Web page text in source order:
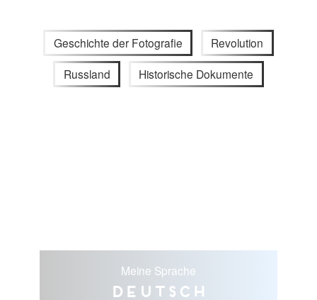
Geschichte der Fotografie Revolution
Russland Historische Dokumente
Meine Sprache
Deutsch